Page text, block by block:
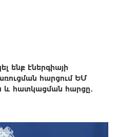
ենք էներգիայի
հարցում ԵՄ
և հատկացման հարցը.